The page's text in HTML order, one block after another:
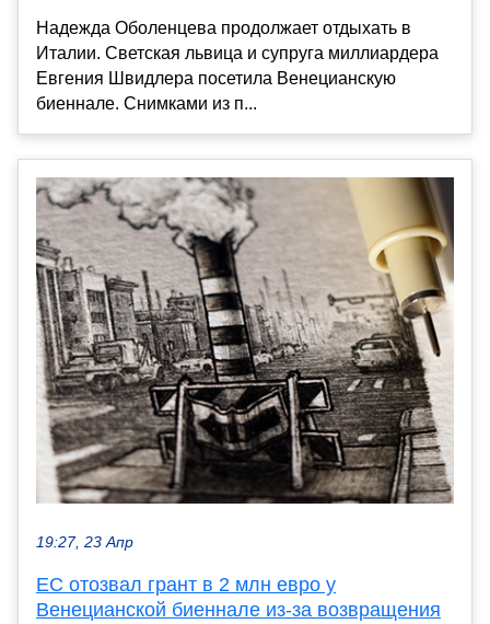
Надежда Оболенцева продолжает отдыхать в
Италии. Светская львица и супруга миллиардера
Евгения Швидлера посетила Венецианскую
биеннале. Снимками из п...
19:27, 23 Апр
ЕС отозвал грант в 2 млн евро у
Венецианской биеннале из-за возвращения